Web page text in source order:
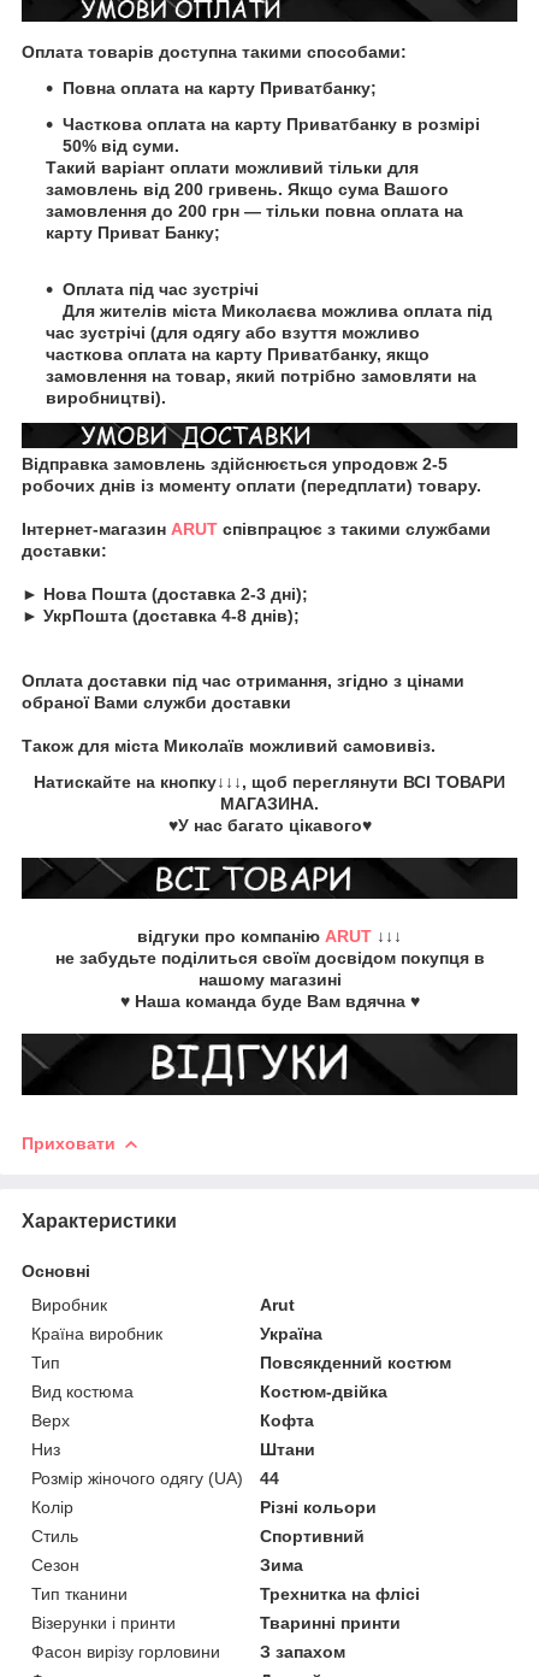
Оплата товарів доступна такими способами:
Повна оплата на карту Приватбанку;
Часткова оплата на карту Приватбанку в розмірі
50% від суми.
Такий варіант оплати можливий тільки для
замовлень від 200 гривень. Якщо сума Вашого
замовлення до 200 грн — тільки повна оплата на
карту Приват Банку;
Оплата під час зустрічі
Для жителів міста Миколаєва можлива оплата під
час зустрічі (для одягу або взуття можливо
часткова оплата на карту Приватбанку, якщо
замовлення на товар, який потрібно замовляти на
виробництві).
Відправка замовлень здійснюється упродовж 2-5
робочих днів із моменту оплати (передплати) товару.
Інтернет-магазин ARUT співпрацює з такими службами
доставки:
► Нова Пошта (доставка 2-3 дні);
► УкрПошта (доставка 4-8 днів);
Оплата доставки під час отримання, згідно з цінами
обраної Вами служби доставки
Також для міста Миколаїв можливий самовивіз.
Натискайте на кнопку↓↓↓, щоб переглянути ВСІ ТОВАРИ
МАГАЗИНА.
♥У нас багато цікавого♥
відгуки про компанію ARUT ↓↓↓
не забудьте поділиться своїм досвідомпокупця в
нашому магазині
♥ Наша команда буде Вам вдячна ♥
Приховати
Характеристики
Основні
Виробник
Arut
Країна виробник
Україна
Тип
Повсякденний костюм
Вид костюма
Костюм-двійка
Верх
Кофта
Низ
Штани
Розмір жіночого одягу (UA)
44
Колір
Різні кольори
Стиль
Спортивний
Сезон
Зима
Тип тканини
Трехнитка на флісі
Візерунки і принти
Тваринні принти
Фасон вирізу горловини
З запахом